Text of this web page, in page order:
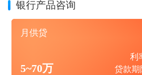
银行产品咨询
月供贷
5~70万
利
贷款期